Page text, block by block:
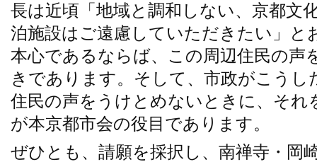
長は近頃「地域と調和しない、京都文
泊施設はご遠慮していただきたい」と
本心であるならば、この周辺住民の声
きであります。そして、市政がこうし
住民の声をうけとめないときに、それ
が本京都市会の役目であります。
ぜひとも、請願を採択し、南禅寺・岡